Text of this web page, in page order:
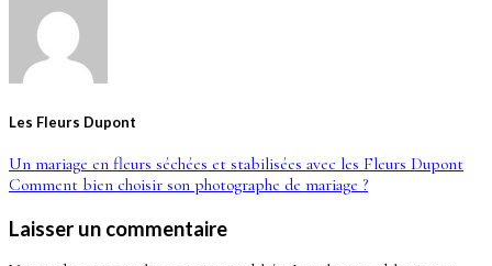
Les Fleurs Dupont
Un mariage en fleurs séchées et stabilisées avec les Fleurs Dupont
Comment bien choisir son photographe de mariage ?
Laisser un commentaire